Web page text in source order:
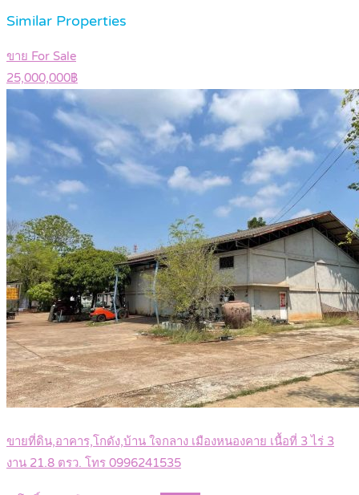
Similar Properties
ขาย For Sale
25,000,000฿
ขายที่ดิน,อาคาร,โกดัง,บ้าน ใจกลาง เมืองหนองคาย เนื้อที่ 3 ไร่ 3
งาน 21.8 ตรว. โทร 0996241535